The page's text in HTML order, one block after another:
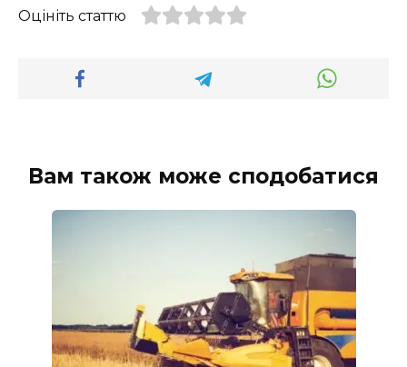
Оцініть статтю
Вам також може сподобатися